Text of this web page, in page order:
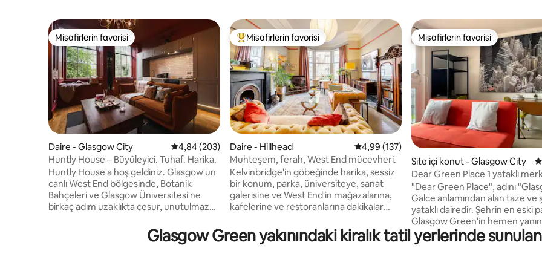
Misafirlerin favorisi
Misafirlerin favorisi
Daire - Glasgow City 5 üzerinden ortalama 4,84 puan, 203 değerlendirme
4,84 (203)
Huntly House – Büyüleyici. Tuhaf. Harika.
Huntly House'a hoş geldiniz. Glasgow'un
canlı West End bölgesinde, Botanik
Bahçeleri ve Glasgow Üniversitesi'ne
birkaç adım uzaklıkta cesur, unutulmaz
TARAFINDAN GLASGOW'DA EN İYİ 10
AIRBNB OLARAK SEÇİLDİ Bu türünün tek
Misafirlerin favorilerinden en beğenilenler arasında
Misafirlerin favorisi
Daire - Hillhead 5 üzerinden ortalama 4,99 puan, 137
4,99 (137)
Muhteşem, ferah, West End mücevheri.
Kelvinbridge'in göbeğinde harika, sessiz
bir konum, parka, üniversiteye, sanat
galerisine ve West End'in mağazalarına,
kafelerine ve restoranlarına dakikalar
sıra evlerinin zemin katı, Büyük oturma
odası - açık şömine, yemek masası.
Misafirlerin favorisi
Misafirlerin favorisi
Site içi konut - Glasgow City 5
Dear Green Place 1 yataklı
turistik yerlere yakın
"Dear Green Place", adını
Galce anlamından alan taze ve
yataklı dairedir. Şehrin en eski
Glasgow Green'in hemen
alıyor. Burada şehrin en
binalarından ve mimarisinden
Glasgow Green yakınındaki kiralık tatil yerlerinde